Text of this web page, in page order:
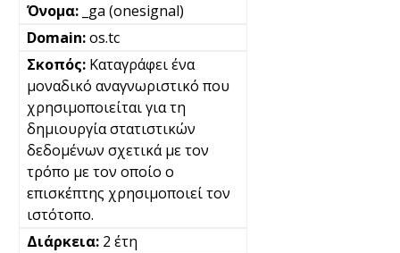
_ga (onesignal)
os.tc
Καταγράφει ένα
μοναδικό αναγνωριστικό που
χρησιμοποιείται για τη
δημιουργία στατιστικών
δεδομένων σχετικά με τον
τρόπο με τον οποίο ο
επισκέπτης χρησιμοποιεί τον
ιστότοπο.
2 έτη